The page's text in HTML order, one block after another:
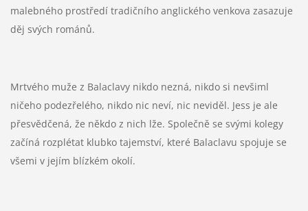
malebného prostředí tradičního anglického venkova zasazuje
děj svých románů.
Mrtvého muže z Balaclavy nikdo nezná, nikdo si nevšiml
ničeho podezřelého, nikdo nic neví, nic neviděl. Jess je ale
přesvědčená, že někdo z nich lže. Společně se svými kolegy
začíná rozplétat klubko tajemství, které Balaclavu spojuje se
všemi v jejím blízkém okolí.